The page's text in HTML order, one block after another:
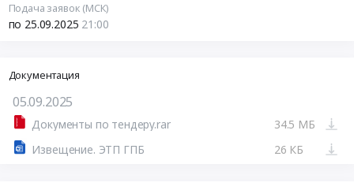
Подача заявок (МСК)
по 25.09.2025 21:00
Документация
05.09.2025
Документы по тендеру.rar
34.5 МБ
Извещение. ЭТП ГПБ
26 КБ